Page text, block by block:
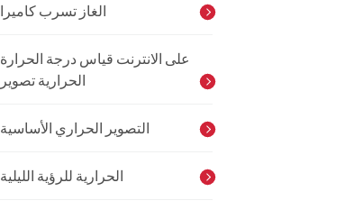
الغاز تسرب كاميرا
على الانترنت قياس درجة الحرارة
الحرارية تصوير
التصوير الحراري الأساسية
الحرارية للرؤية الليلية